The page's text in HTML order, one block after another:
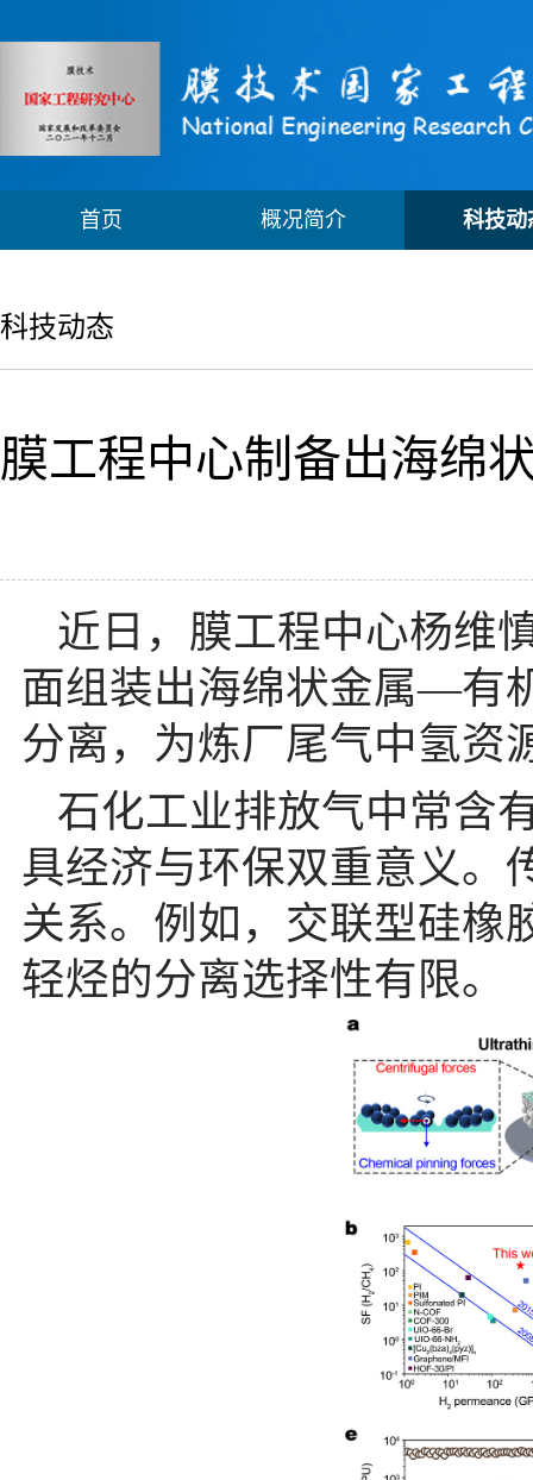
首页 概况简介 科技动
科技动态
膜工程中心制备出海绵
近日，膜工程中心杨维
面组装出海绵状金属—有
分离，为炼厂尾气中氢资
石化工业排放气中常含
具经济与环保双重意义。
关系。例如，交联型硅橡
轻烃的分离选择性有限。